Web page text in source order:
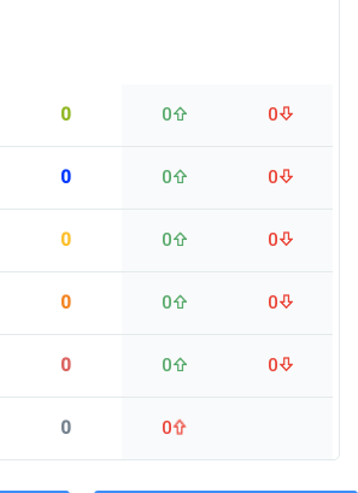
0 0 0
0 0 0
0 0 0
0 0 0
0 0 0
0 0